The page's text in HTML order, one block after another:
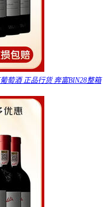
萄酒 正品行货 奔富BIN28整箱